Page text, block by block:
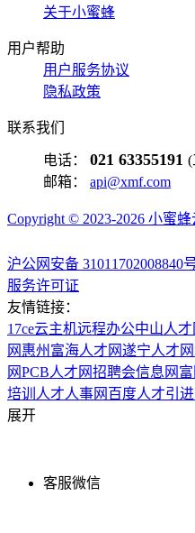
关于小蜜蜂
用户帮助
用户服务协议
隐私政策
联系我们
电话： 021 63355191 (
邮箱： api@xmf.com
Copyright © 2023-2026 小蜜
沪公网安备 31011702008840
服务许可证
友情链接：
17ce云主机远程办公中山人才
网 惠州富海人才网遂宁人才网
网PCB人才网招聘会信息网
培训 人才人事网 百度人才引进
展开
客服微信